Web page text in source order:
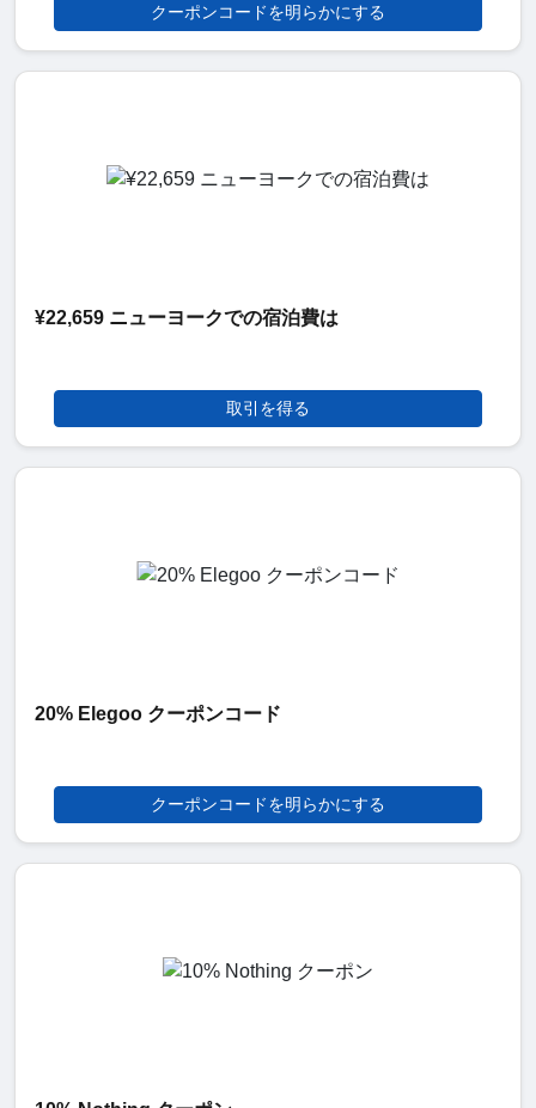
クーポンコードを明らかにする
¥22,659 ニューヨークでの宿泊費は
取引を得る
20% Elegoo クーポンコード
クーポンコードを明らかにする